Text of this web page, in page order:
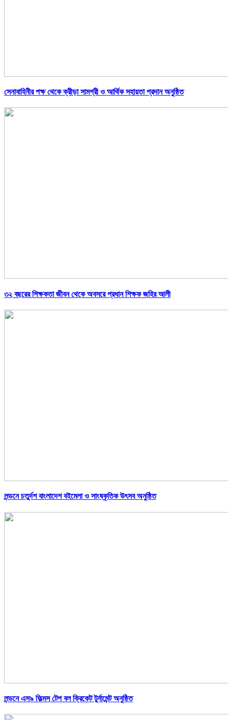
সেনাবাহিনীর পক্ষ থেকে ক্রীড়া সামগ্রী ও আর্থিক সহায়তা প্রদান অনুষ্ঠিত
৩২ বছরের শিক্ষকতা জীবন থেকে অবসরে প্রধান শিক্ষক জহির আলী
লন্ডনে চতুর্দশ বাংলাদেশ বইমেলা ও সাংষ্কৃতিক উৎসব অনুষ্ঠিত
লন্ডনে এস৯ ফিল্মস টেপ বল ক্রিকেট টুর্নামেন্ট অনুষ্ঠিত